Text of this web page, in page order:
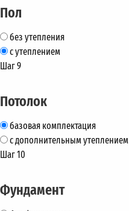
Пол
без утепления
с утеплением
Шаг 9
Потолок
базовая комплектация
с дополнительным утеплением
Шаг 10
Фундамент